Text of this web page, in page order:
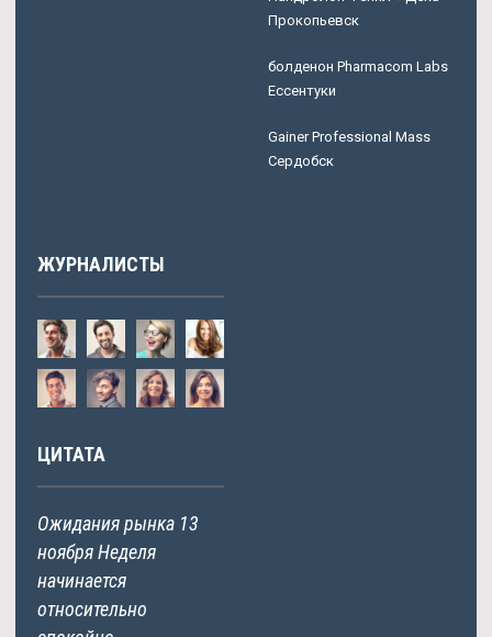
Прокопьевск
болденон Pharmacom Labs
Ессентуки
Gainer Professional Mass
Сердобск
ЖУРНАЛИСТЫ
ЦИТАТА
Ожидания рынка 13
ноября Неделя
начинается
относительно